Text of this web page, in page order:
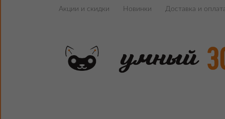
Акции и скидки Новинки Доставка и